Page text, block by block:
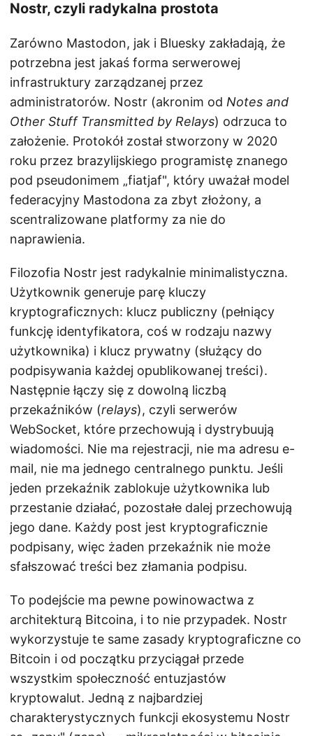
Nostr, czyli radykalna prostota
Zarówno Mastodon, jak i Bluesky zakładają, że
potrzebna jest jakaś forma serwerowej
infrastruktury zarządzanej przez
administratorów. Nostr (akronim od Notes and
Other Stuff Transmitted by Relays) odrzuca to
założenie. Protokół został stworzony w 2020
roku przez brazylijskiego programistę znanego
pod pseudonimem „fiatjaf", który uważał model
federacyjny Mastodona za zbyt złożony, a
scentralizowane platformy za nie do
naprawienia.
Filozofia Nostr jest radykalnie minimalistyczna.
Użytkownik generuje parę kluczy
kryptograficznych: klucz publiczny (pełniący
funkcję identyfikatora, coś w rodzaju nazwy
użytkownika) i klucz prywatny (służący do
podpisywania każdej opublikowanej treści).
Następnie łączy się z dowolną liczbą
przekaźników (relays), czyli serwerów
WebSocket, które przechowują i dystrybuują
wiadomości. Nie ma rejestracji, nie ma adresu e-
mail, nie ma jednego centralnego punktu. Jeśli
jeden przekaźnik zablokuje użytkownika lub
przestanie działać, pozostałe dalej przechowują
jego dane. Każdy post jest kryptograficznie
podpisany, więc żaden przekaźnik nie może
sfałszować treści bez złamania podpisu.
To podejście ma pewne powinowactwa z
architekturą Bitcoina, i to nie przypadek. Nostr
wykorzystuje te same zasady kryptograficzne co
Bitcoin i od początku przyciągał przede
wszystkim społeczność entuzjastów
kryptowalut. Jedną z najbardziej
charakterystycznych funkcji ekosystemu Nostr